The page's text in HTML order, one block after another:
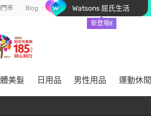
市 Blog Watsons 屈氏生活
新登場!!
美髮 日用品 男性用品 運動休閒